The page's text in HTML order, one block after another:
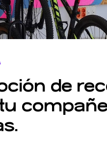
de